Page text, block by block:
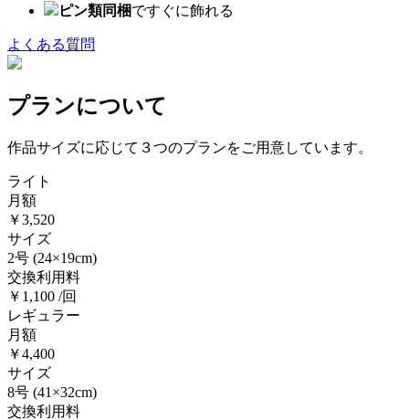
ピン類同梱ですぐに飾れる
よくある質問
プランについて
作品サイズに応じて３つのプランをご用意しています。
ライト
月額
￥3,520
サイズ
2号 (24×19cm)
交換利用料
￥1,100 /回
レギュラー
月額
￥4,400
サイズ
8号 (41×32cm)
交換利用料